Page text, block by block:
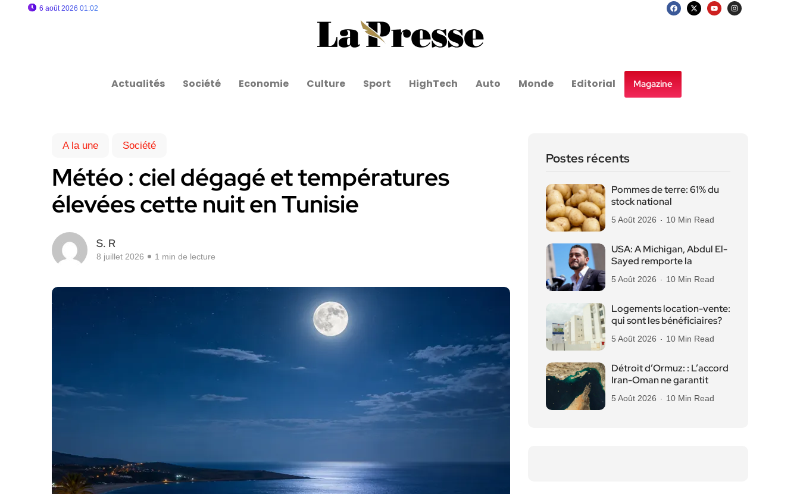
6 août 2026 01:02
Actualités Société Economie Culture Sport HighTech Auto Monde Editorial Magazine
A la une Société
Météo : ciel dégagé et températures
élevées cette nuit en Tunisie
S. R
8 juillet 2026 1 min de lecture
Postes récents
Pommes de terre: 61% du
stock national
5 Août 2026 10 Min Read
USA: A Michigan, Abdul El-
Sayed remporte la
5 Août 2026 10 Min Read
Logements location-vente:
qui sont les bénéficiaires?
5 Août 2026 10 Min Read
Détroit d’Ormuz: : L’accord
Iran-Oman ne garantit
5 Août 2026 10 Min Read